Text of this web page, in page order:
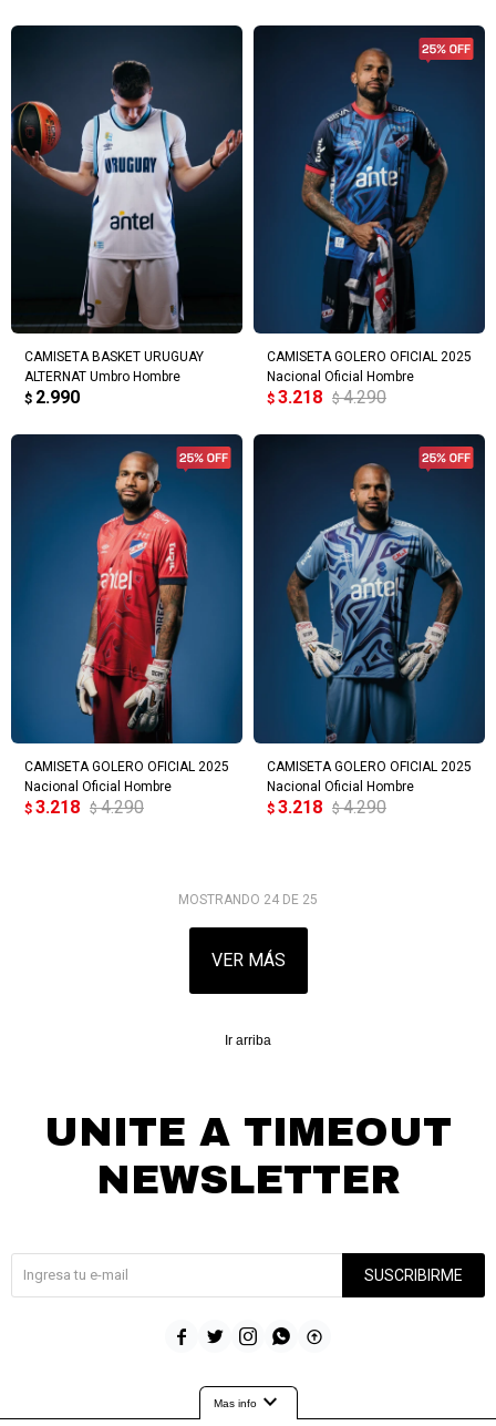
CAMISETA BASKET URUGUAY
ALTERNAT Umbro Hombre
$ 2.990
CAMISETA GOLERO OFICIAL 2025
Nacional Oficial Hombre
$ 3.218 $ 4.290
CAMISETA GOLERO OFICIAL 2025
Nacional Oficial Hombre
$ 3.218 $ 4.290
CAMISETA GOLERO OFICIAL 2025
Nacional Oficial Hombre
$ 3.218 $ 4.290
MOSTRANDO 24 DE 25
VER MÁS
Ir arriba
UNITE A TIMEOUT
NEWSLETTER
SUSCRIBIRME
    
Mas infoexpand_more